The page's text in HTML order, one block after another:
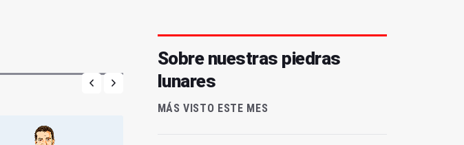
Sobre nuestras piedras
lunares
MÁS VISTO ESTE MES